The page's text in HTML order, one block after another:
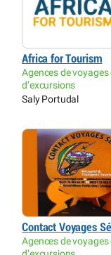
Africa for Tourism
Agences de voyages
d’excursions
Saly Portudal
Contact Voyages
Agences de voyages